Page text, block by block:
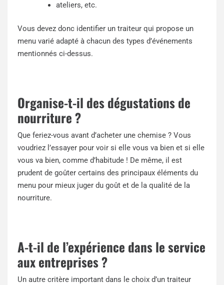
ateliers, etc.
Vous devez donc identifier un traiteur qui propose un
menu varié adapté à chacun des types d’événements
mentionnés ci-dessus.
Organise-t-il des dégustations de
nourriture ?
Que feriez-vous avant d’acheter une chemise ? Vous
voudriez l’essayer pour voir si elle vous va bien et si elle
vous va bien, comme d’habitude ! De même, il est
prudent de goûter certains des principaux éléments du
menu pour mieux juger du goût et de la qualité de la
nourriture.
A-t-il de l’expérience dans le service
aux entreprises ?
Un autre critère important dans le choix d’un traiteur